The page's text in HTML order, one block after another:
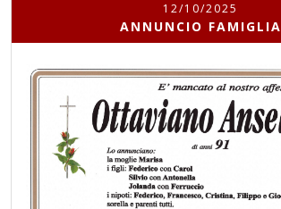
12/10/2025
ANNUNCIO FAMIGLIA